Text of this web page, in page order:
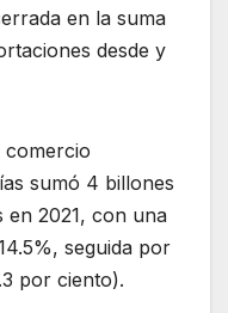
en la suma
desde y
comercio
sumó 4 billones
en 2021, con una
seguida por
por ciento).